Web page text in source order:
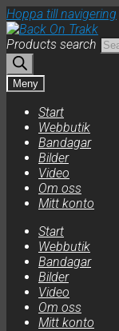
Hoppa till navigering
Products search
Meny
Start
Webbutik
Bandagar
Bilder
Video
Om oss
Mitt konto
Start
Webbutik
Bandagar
Bilder
Video
Om oss
Mitt konto